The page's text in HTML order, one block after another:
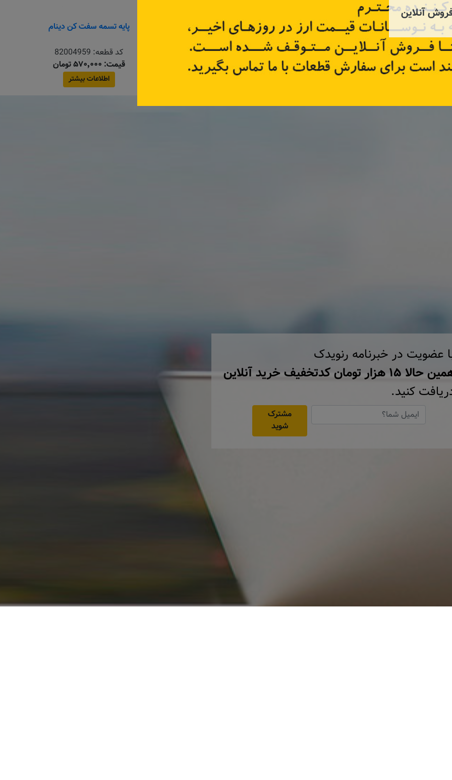
بلبرینگ چرخ عقب کلیوس
کد قطعه:43202-4BFOA
اطلاعات بیشتر
کیت تسمه دینام فلوئنس
کد قطعه:117206170R
قیمت: ۱۱٬۸۵۰٬۰۰۰ تومان
پایه تسمه سفت کن دینام
کد قطعه: 82004959
قیمت: ۵۷۰٬۰۰۰ تومان
اطلاعات بیشتر
عضویت در خبرنامه رنویدک
۱۵ هزار تومان کد‌تخفیف خرید آنلاین
کنید.
مشترک
شوید
آنلاین